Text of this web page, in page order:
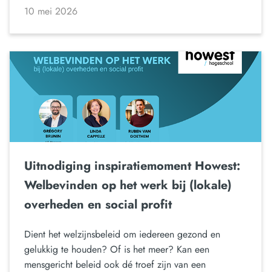
10 mei 2026
Uitnodiging inspiratiemoment Howest:
Welbevinden op het werk bij (lokale)
overheden en social profit
Dient het welzijnsbeleid om iedereen gezond en
gelukkig te houden? Of is het meer? Kan een
mensgericht beleid ook dé troef zijn van een